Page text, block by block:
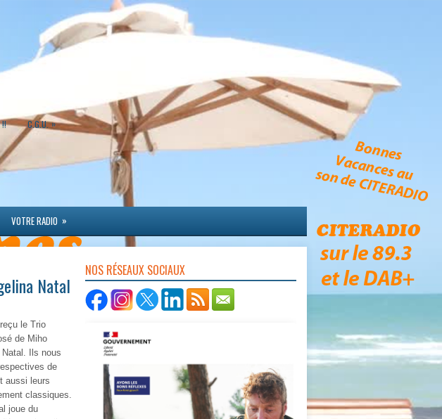
!! C.G.U. »
VOTRE RADIO »
Natal
le Trio
de Miho
Ils nous
de
aussi leurs
classiques.
joue du
NOS RÉSEAUX SOCIAUX